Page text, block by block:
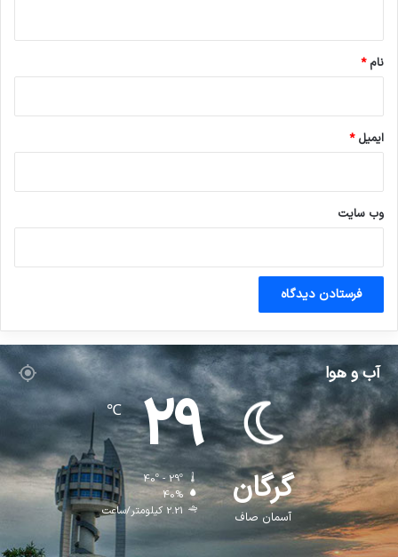
نام*
ایمیل*
وب‌ سایت
آب و هوا
گرگان
آسمان صاف
29
℃
40º - 29º
40%
2.21 کیلومتر/ساعت